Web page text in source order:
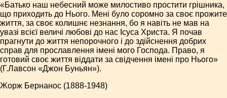
«Батько наш небесний може милостиво простити грішника,
що приходить до Нього. Мені було соромно за своє прожите
життя, за своє колишнє незнання, бо я навіть не мав на
увазі всієї величі любові до нас Ісуса Христа. Я почав
прагнути до життя непорочного і до здійснення добрих
справ для прославлення імені мого Господа. Право, я
готовий своє життя віддати за свідчення імені про Нього»
(Г.Лавсон «Джон Буньян»).
Жорж Бернанос (1888-1948)